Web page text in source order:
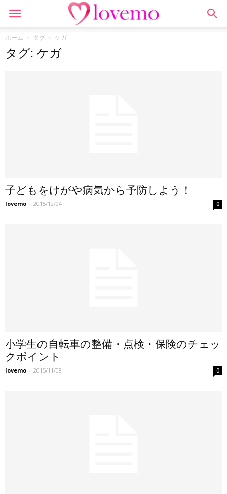
ホーム タグ ケガ
タグ: ケガ
子どもをけがや病気から予防しよう！
lovemo - 2015/12/04 0
小学生の自転車の整備・点検・保険のチェッ
クポイント
lovemo - 2015/11/08 0